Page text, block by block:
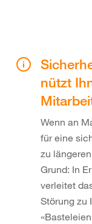
nützt
Wenn an
für eine
zu
Grund: In
verleitet
Störung zu